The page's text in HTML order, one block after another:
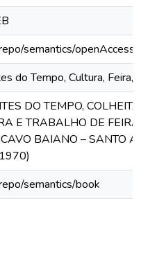
semantics/openAccess
do Tempo, Cultura, Feira,
DO TEMPO,
E TRABALHO DE
BAIANO – SANTO
semantics/book